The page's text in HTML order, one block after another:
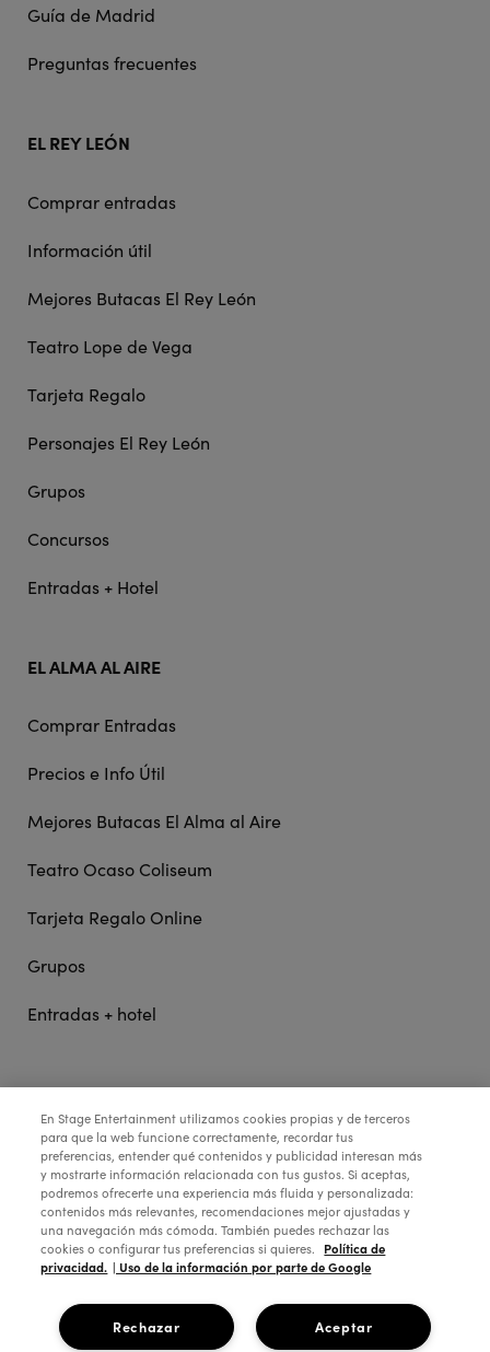
Guía de Madrid
Preguntas frecuentes
EL REY LEÓN
Comprar entradas
Información útil
Mejores Butacas El Rey León
Teatro Lope de Vega
Tarjeta Regalo
Personajes El Rey León
Grupos
Concursos
Entradas + Hotel
EL ALMA AL AIRE
Comprar Entradas
Precios e Info Útil
Mejores Butacas El Alma al Aire
Teatro Ocaso Coliseum
Tarjeta Regalo Online
Grupos
Entradas + hotel
STAGE ENTERTAINMENT
COLABORA:
En Stage Entertainment utilizamos cookies propias y de terceros
para que la web funcione correctamente, recordar tus
preferencias, entender qué contenidos y publicidad interesan más
y mostrarte información relacionada con tus gustos. Si aceptas,
podremos ofrecerte una experiencia más fluida y personalizada:
contenidos más relevantes, recomendaciones mejor ajustadas y
una navegación más cómoda. También puedes rechazar las
cookies o configurar tus preferencias si quieres.
Política de
privacidad. | Uso de la información por parte de Google
Aceptar
Rechazar